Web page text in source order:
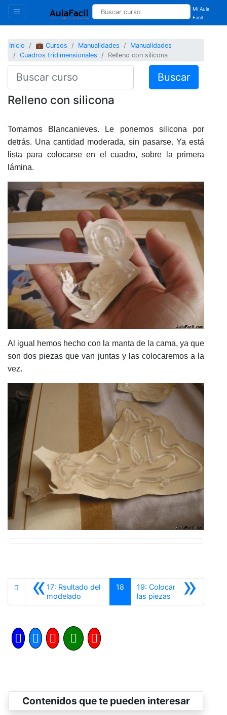
Mi Aula
Facil
Inicio 💼 Cursos Manualidades
Manualidades
Cuadros tridimensionales
Relleno con silicona
Buscar
Relleno con silicona
Tomamos Blancanieves. Le ponemos silicona por
detrás. Una cantidad moderada, sin pasarse. Ya está
lista para colocarse en el cuadro, sobre la primera
lámina.
Al igual hemos hecho con la manta de la cama, ya que
son dos piezas que van juntas y las colocaremos a la
vez.
«17: Rsultado del
modelado
18 »
19: Colocar
las piezas Siguiente
Contenidos que te pueden interesar